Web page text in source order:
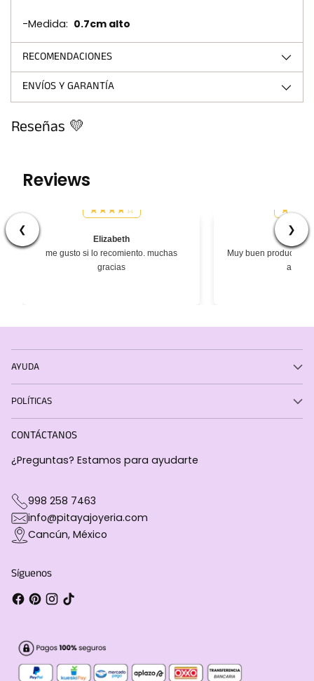
-Medida: 0.7cm alto
RECOMENDACIONES
ENVÍOS Y GARANTÍA
Reseñas 💛
Reviews
❮ ❯
Elizabeth
me gusto si lo recomiento. muchas
gracias
Muy buen producto,
AYUDA
POLÍTICAS
CONTÁCTANOS
¿Preguntas? Estamos para ayudarte
998 258 7463
info@pitayajoyeria.com
Cancún, México
Síguenos